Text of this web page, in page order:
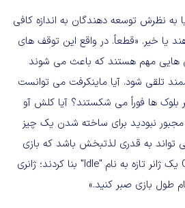
به نظرش توسعه دهندگان به اندازه کافی
یا خیر. «قطعاً. در واقع این توقف های
هایی مهم هستند که باعث می شوند
تلقی شود. آیا ماینکرفت می توانست
بلوک ها فوراً می شکستند؟ آیا کلش آو
مجبور نبودید برای ساخته شدن یک چیز
تواند به قدری لذتبخش باشد که بازی
هایی مانند Cookie Clicker یک ژانر تازه به نام "Idle" بنا کردند؛ ژانری
طول بازی صبر کنید.»